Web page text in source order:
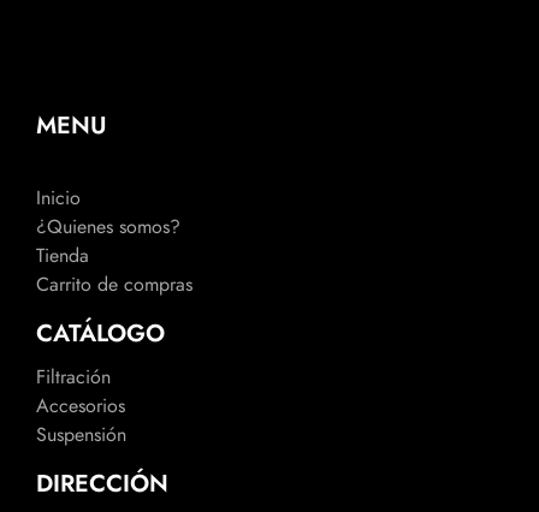
MENU
Inicio
¿Quienes somos?
Tienda
Carrito de compras
CATÁLOGO
Filtración
Accesorios
Suspensión
DIRECCIÓN